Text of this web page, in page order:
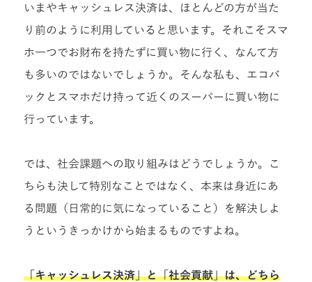
いまやキャッシュレス決済は、ほとんどの方が当た
り前のように利用していると思います。それこそスマ
ホ一つでお財布を持たずに買い物に行く、なんて方
も多いのではないでしょうか。そんな私も、エコバ
ックとスマホだけ持って近くのスーパーに買い物に
行っています。
では、社会課題への取り組みはどうでしょうか。こ
ちらも決して特別なことではなく、本来は身近にあ
る問題（日常的に気になっていること）を解決しよ
うというきっかけから始まるものですよね。
「キャッシュレス決済」と「社会貢献」は、どちら